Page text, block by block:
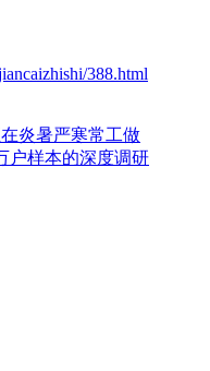
388.html
炎暑严寒常工做
户样本的深度调研